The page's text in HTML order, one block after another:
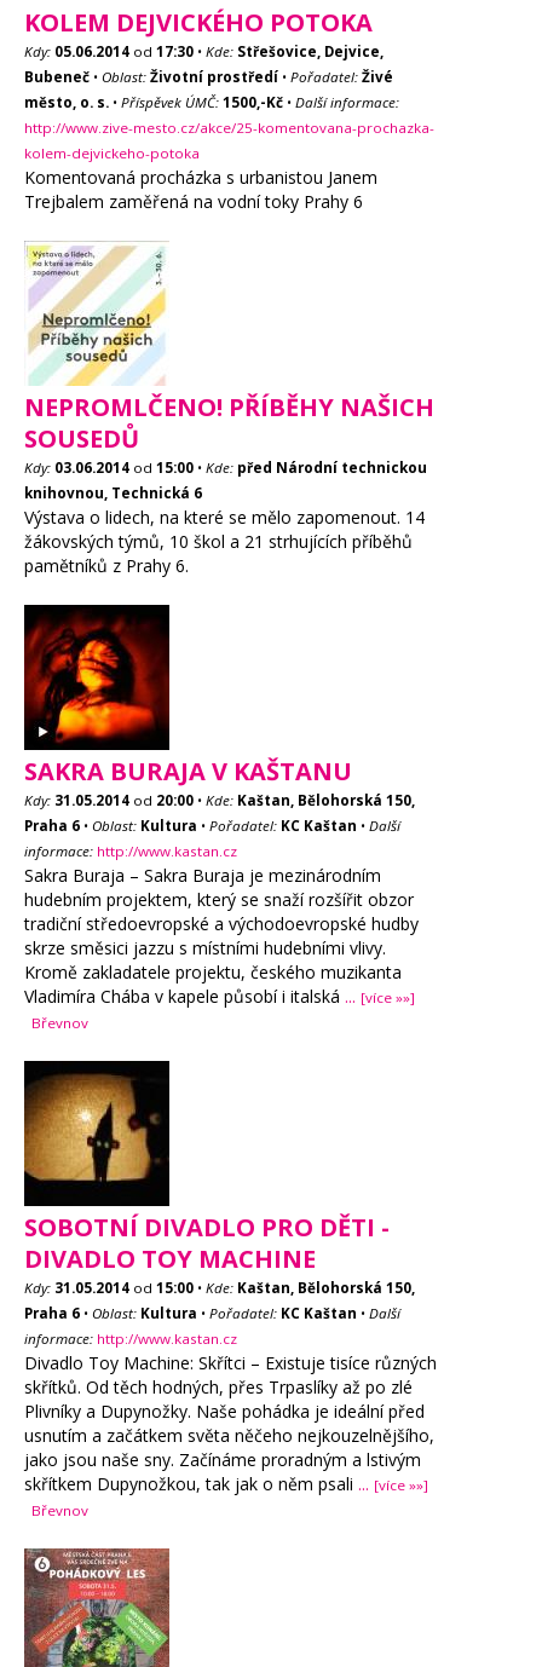
KOLEM DEJVICKÉHO POTOKA
Kdy: 05.06.2014 od 17:30 • Kde: Střešovice, Dejvice,
Bubeneč • Oblast: Životní prostředí • Pořadatel: Živé
město, o. s. • Příspěvek ÚMČ: 1500,-Kč • Další informace:
http://www.zive-mesto.cz/akce/25-komentovana-prochazka-
kolem-dejvickeho-potoka
Komentovaná procházka s urbanistou Janem
Trejbalem zaměřená na vodní toky Prahy 6
NEPROMLČENO! PŘÍBĚHY NAŠICH
SOUSEDŮ
Kdy: 03.06.2014 od 15:00 • Kde: před Národní technickou
knihovnou, Technická 6
Výstava o lidech, na které se mělo zapomenout. 14
žákovských týmů, 10 škol a 21 strhujících příběhů
pamětníků z Prahy 6.
SAKRA BURAJA V KAŠTANU
Kdy: 31.05.2014 od 20:00 • Kde: Kaštan, Bělohorská 150,
Praha 6 • Oblast: Kultura • Pořadatel: KC Kaštan • Další
informace: http://www.kastan.cz
Sakra Buraja – Sakra Buraja je mezinárodním
hudebním projektem, který se snaží rozšířit obzor
tradiční středoevropské a východoevropské hudby
skrze směsici jazzu s místními hudebními vlivy.
Kromě zakladatele projektu, českého muzikanta
Vladimíra Chába v kapele působí i italská ... [více »»]
Břevnov
SOBOTNÍ DIVADLO PRO DĚTI -
DIVADLO TOY MACHINE
Kdy: 31.05.2014 od 15:00 • Kde: Kaštan, Bělohorská 150,
Praha 6 • Oblast: Kultura • Pořadatel: KC Kaštan • Další
informace: http://www.kastan.cz
Divadlo Toy Machine: Skřítci – Existuje tisíce různých
skřítků. Od těch hodných, přes Trpaslíky až po zlé
Plivníky a Dupynožky. Naše pohádka je ideální před
usnutím a začátkem světa něčeho nejkouzelnějšího,
jako jsou naše sny. Začínáme proradným a lstivým
skřítkem Dupynožkou, tak jak o něm psali ... [více »»]
Břevnov